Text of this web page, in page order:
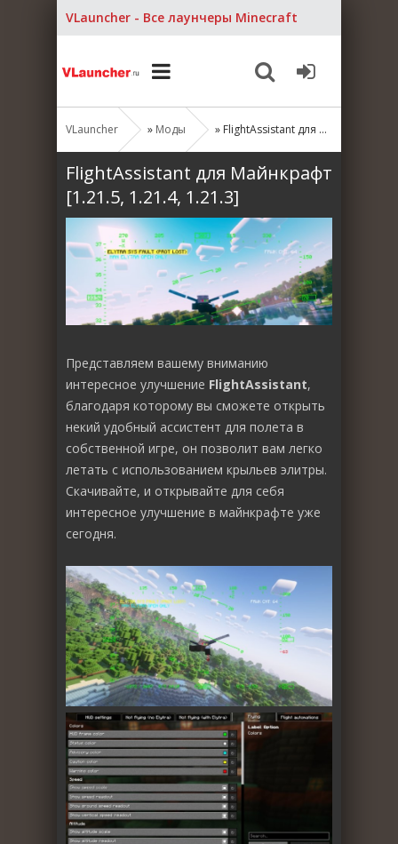
VLauncher - Все лаунчеры Minecraft
VLauncher » Моды » FlightAssistant для Майнкрафт [1.21.5, 1.21.4, 1.21.3]
FlightAssistant для Майнкрафт
[1.21.5, 1.21.4, 1.21.3]
Представляем вашему вниманию
интересное улучшение FlightAssistant,
благодаря которому вы сможете открыть
некий удобный ассистент для полета в
собственной игре, он позволит вам легко
летать с использованием крыльев элитры.
Скачивайте, и открывайте для себя
интересное улучшение в майнкрафте уже
сегодня.